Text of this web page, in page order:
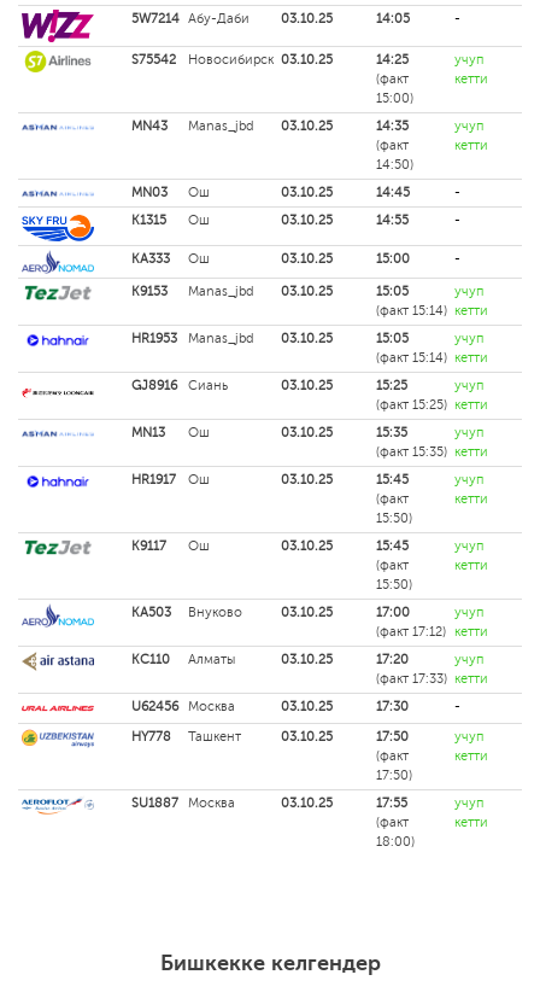
5W7214 Абу-Даби 03.10.25 14:05 -
S75542 Новосибирск 03.10.25
14:25
(факт
15:00)
учуп
кетти
MN43 Manas_jbd 03.10.25
14:35
(факт
14:50)
учуп
кетти
MN03 Ош 03.10.25 14:45
-
K1315
Ош 03.10.25 14:55 -
KA333 Ош 03.10.25 15:00 -
K9153 Manas_jbd 03.10.25
15:05
(факт 15:14)
учуп
кетти
HR1953
Manas_jbd 03.10.25
15:05
(факт 15:14)
учуп
кетти
GJ8916
Сиань 03.10.25
15:25
(факт 15:25)
учуп
кетти
MN13
Ош 03.10.25
15:35
(факт 15:35)
учуп
кетти
HR1917
Ош 03.10.25
15:45
(факт
15:50)
учуп
кетти
K9117 Ош 03.10.25
15:45
(факт
15:50)
учуп
кетти
KA503 Внуково 03.10.25
17:00
(факт 17:12)
учуп
кетти
KC110
Алматы 03.10.25
17:20
(факт 17:33)
учуп
кетти
U62456
Москва 03.10.25 17:30
-
HY778
Ташкент 03.10.25
17:50
(факт
17:50)
учуп
кетти
SU1887 Москва 03.10.25
17:55
(факт
18:00)
учуп
кетти
Бишкекке келгендер